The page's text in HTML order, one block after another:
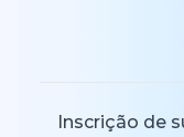
Inscrição de